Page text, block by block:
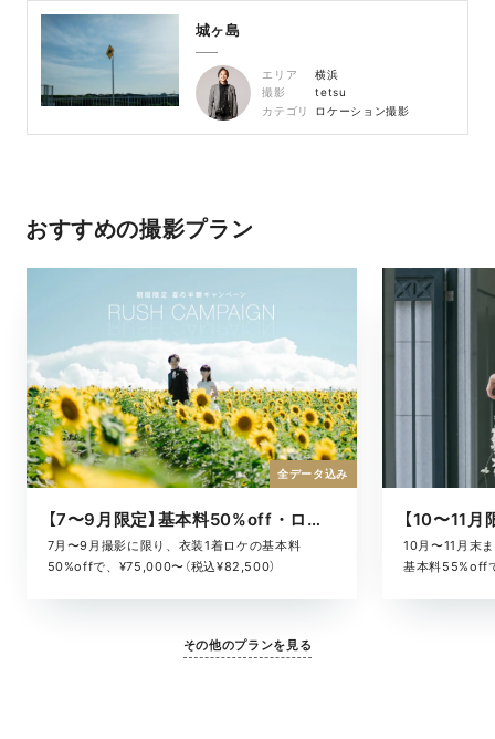
城ヶ島
エリア
横浜
撮影
tetsu
カテゴリ
ロケーション撮影
おすすめの撮影プラン
【7〜9月限定】基本料50%off・ロケキャンペーン
7月〜9月撮影に限り、衣装1着ロケの基本料
50%offで、¥75,000〜（税込¥82,500）
全データ込み
10月〜11月末
基本料55%off
その他のプランを見る